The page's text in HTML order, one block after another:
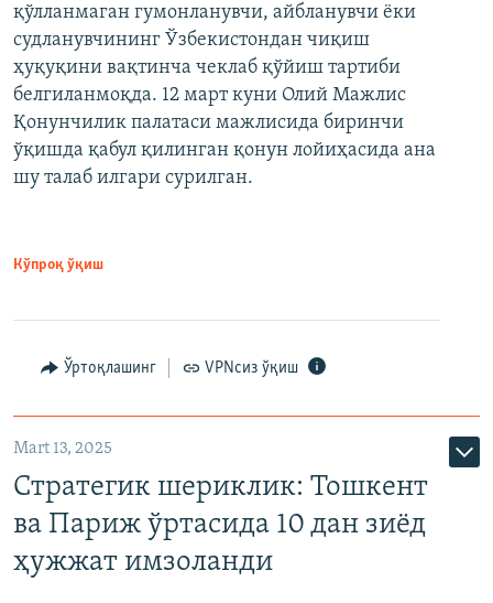
қўлланмаган гумонланувчи, айбланувчи ёки
судланувчининг Ўзбекистондан чиқиш
ҳуқуқини вақтинча чеклаб қўйиш тартиби
белгиланмоқда. 12 март куни Олий Мажлис
Қонунчилик палатаси мажлисида биринчи
ўқишда қабул қилинган қонун лойиҳасида ана
шу талаб илгари сурилган.
Кўпроқ ўқиш
Ўртоқлашинг VPNсиз ўқиш
Mart 13, 2025
Стратегик шериклик: Тошкент
ва Париж ўртасида 10 дан зиёд
ҳужжат имзоланди